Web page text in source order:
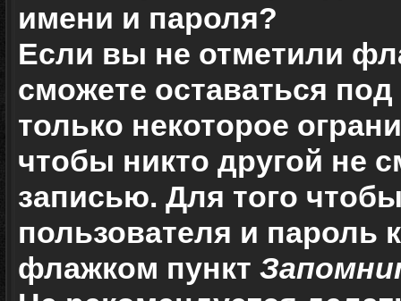
имени и пароля?
Если вы не отметили
сможете оставаться
только некоторое
чтобы никто другой не
записью. Для того
пользователя и пароль
флажком пункт